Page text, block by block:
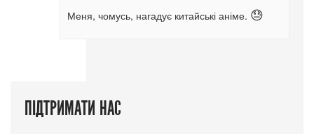
Меня, чомусь, нагадує китайські аніме. 😓
ПІДТРИМАТИ НАС